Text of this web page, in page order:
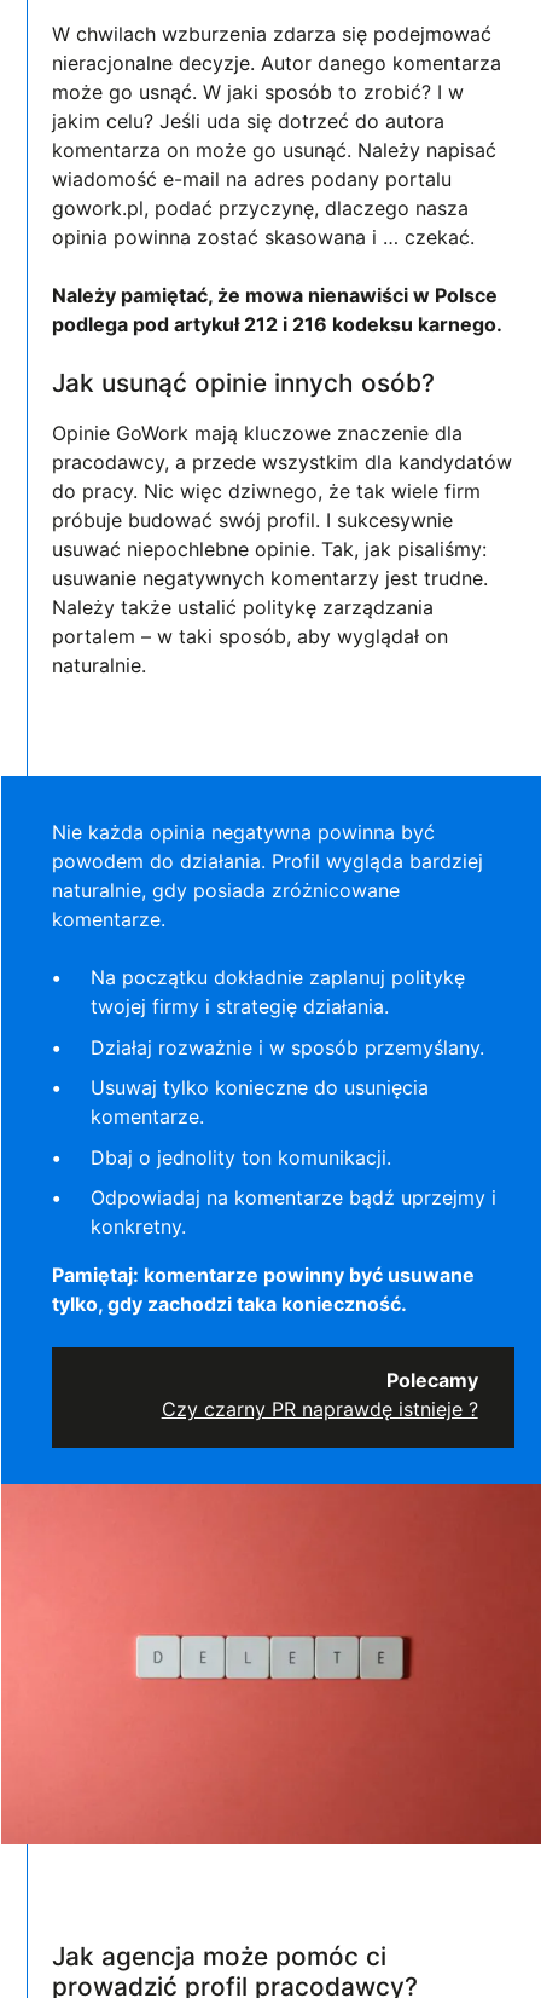
W chwilach wzburzenia zdarza się podejmować
nieracjonalne decyzje. Autor danego komentarza
może go usnąć. W jaki sposób to zrobić? I w
jakim celu? Jeśli uda się dotrzeć do autora
komentarza on może go usunąć. Należy napisać
wiadomość e-mail na adres podany portalu
gowork.pl, podać przyczynę, dlaczego nasza
opinia powinna zostać skasowana i … czekać.
Należy pamiętać, że mowa nienawiści w Polsce
podlega pod artykuł 212 i 216 kodeksu karnego.
Jak usunąć opinie innych osób?
Opinie GoWork mają kluczowe znaczenie dla
pracodawcy, a przede wszystkim dla kandydatów
do pracy. Nic więc dziwnego, że tak wiele firm
próbuje budować swój profil. I sukcesywnie
usuwać niepochlebne opinie. Tak, jak pisaliśmy:
usuwanie negatywnych komentarzy jest trudne.
Należy także ustalić politykę zarządzania
portalem – w taki sposób, aby wyglądał on
naturalnie.
Nie każda opinia negatywna powinna być
powodem do działania. Profil wygląda bardziej
naturalnie, gdy posiada zróżnicowane
komentarze.
Na początku dokładnie zaplanuj politykę
twojej firmy i strategię działania.
Działaj rozważnie i w sposób przemyślany.
Usuwaj tylko konieczne do usunięcia
komentarze.
Dbaj o jednolity ton komunikacji.
Odpowiadaj na komentarze bądź uprzejmy i
konkretny.
Pamiętaj: komentarze powinny być usuwane
tylko, gdy zachodzi taka konieczność.
Polecamy
Czy czarny PR naprawdę istnieje ?
Jak agencja może pomóc ci
prowadzić profil pracodawcy?